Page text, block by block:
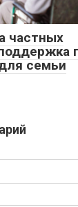
частных
семьи